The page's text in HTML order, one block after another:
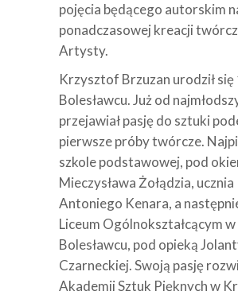
pojęcia będącego autorskim
ponadczasowej kreacji
Artysty.
Krzysztof Brzuzan urodził się
Bolesławcu. Już od
przejawiał pasję do sztuki
pierwsze próby twórcze.
szkole podstawowej, pod
Mieczysława Żołądzia, ucznia
Antoniego Kenara, a
Liceum Ogólnokształcącym w
Bolesławcu, pod opieką
Czarneckiej. Swoją pasję
Akademii Sztuk Pięknych w